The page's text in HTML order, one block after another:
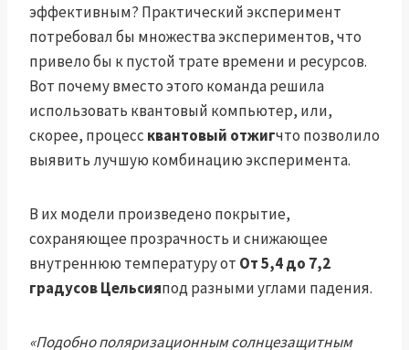
эффективным? Практический эксперимент
потребовал бы множества экспериментов, что
привело бы к пустой трате времени и ресурсов.
Вот почему вместо этого команда решила
использовать квантовый компьютер, или,
скорее, процесс квантовый отжигчто позволило
выявить лучшую комбинацию эксперимента.
В их модели произведено покрытие,
сохраняющее прозрачность и снижающее
внутреннюю температуру от От 5,4 до 7,2
градусов Цельсияпод разными углами падения.
«Подобно поляризационным солнцезащитным